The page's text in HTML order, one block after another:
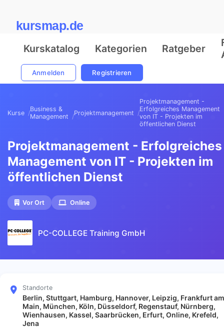
kursmap.de
Kurskatalog Kategorien Ratgeber
Anmelden Registrieren
Kurse
Business &
Management
Projektmanagement
Projektmanagement -
Erfolgreiches Management
von IT - Projekten im
öffentlichen Dienst
Projektmanagement - Erfolgreiches
Management von IT - Projekten im
öffentlichen Dienst
Vor Ort Online
PC-COLLEGE Training GmbH
Standorte
Berlin, Stuttgart, Hamburg, Hannover, Leipzig, Frankfurt am
Main, München, Köln, Düsseldorf, Regenstauf, Nürnberg,
Wienhausen, Kassel, Saarbrücken, Erfurt, Online, Krefeld,
Jena